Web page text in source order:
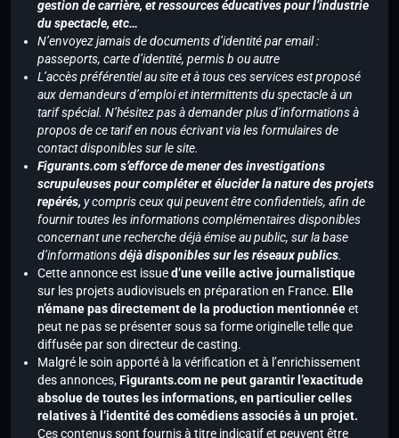
gestion de carrière, et ressources éducatives pour l’industrie
du spectacle, etc…
N’envoyez jamais de documents d’identité par email :
passeports, carte d’identité, permis b ou autre
L’accès préférentiel au site et à tous ces services est proposé
aux demandeurs d’emploi et intermittents du spectacle à un
tarif spécial. N’hésitez pas à demander plus d’informations à
propos de ce tarif en nous écrivant via les formulaires de
contact disponibles sur le site.
Figurants.com s’efforce de mener des investigations
scrupuleuses pour compléter et élucider la nature des projets
repérés, y compris ceux qui peuvent être confidentiels, afin de
fournir toutes les informations complémentaires disponibles
concernant une recherche déjà émise au public, sur la base
d’informationsdéjà disponibles sur les réseaux publics.
Cette annonce est issued’une veille active journalistique
sur les projets audiovisuels en préparation en France. Elle
n’émane pas directement de la production mentionnéeet
peut ne pas se présenter sous sa forme originelle telle que
diffusée par son directeur de casting.
Malgré le soin apporté à la vérification et à l’enrichissement
des annonces,Figurants.com ne peut garantir l’exactitude
absolue de toutes les informations, en particulier celles
relatives à l’identité des comédiens associés à un projet.
Ces contenus sont fournis à titre indicatif et peuvent être